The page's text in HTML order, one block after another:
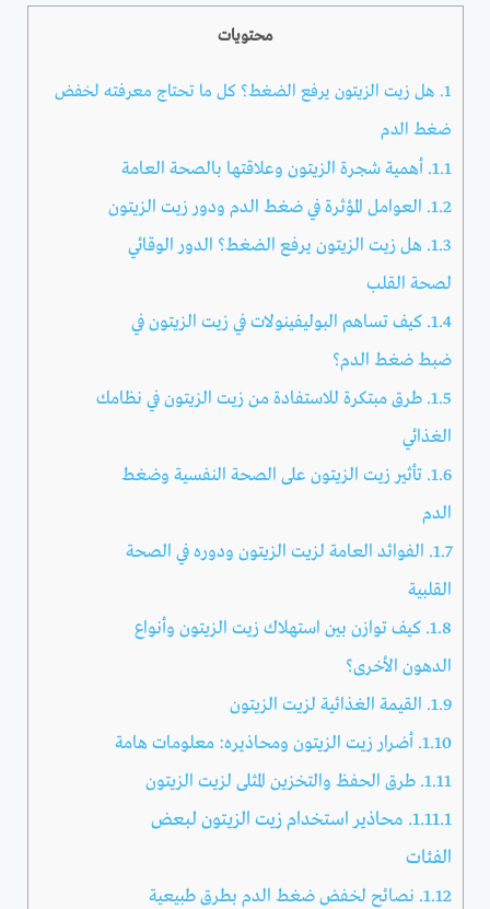
محتويات
1. هل زيت الزيتون يرفع الضغط؟ كل ما تحتاج معرفته لخفض
ضغط الدم
1.1. أهمية شجرة الزيتون وعلاقتها بالصحة العامة
1.2. العوامل المؤثرة في ضغط الدم ودور زيت الزيتون
1.3. هل زيت الزيتون يرفع الضغط؟ الدور الوقائي
لصحة القلب
1.4. كيف تساهم البوليفينولات في زيت الزيتون في
ضبط ضغط الدم؟
1.5. طرق مبتكرة للاستفادة من زيت الزيتون في نظامك
الغذائي
1.6. تأثير زيت الزيتون على الصحة النفسية وضغط
الدم
1.7. الفوائد العامة لزيت الزيتون ودوره في الصحة
القلبية
1.8. كيف توازن بين استهلاك زيت الزيتون وأنواع
الدهون الأخرى؟
1.9. القيمة الغذائية لزيت الزيتون
1.10. أضرار زيت الزيتون ومحاذيره: معلومات هامة
1.11. طرق الحفظ والتخزين المثلى لزيت الزيتون
1.11.1. محاذير استخدام زيت الزيتون لبعض
الفئات
1.12. نصائح لخفض ضغط الدم بطرق طبيعية